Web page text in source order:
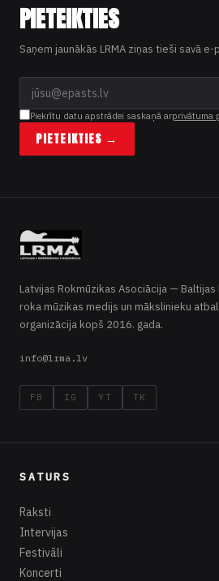
PIETEIKTIES
Saņem jaunākās LRMA ziņas tieši savā e-
Piekrītu datu apstrādei saskaņā arprivātuma
PIETEIKTIES →
Latvijas Rokmūzikas Asociācija — Baltijas
roka mūzikas medijs un mākslinieku
organizācija kopš 2016. gada.
info@lrma.lv
FB IG YT TK
SATURS
Raksti
Intervijas
Festivāli
Koncerti